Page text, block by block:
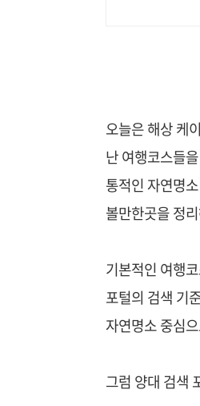
오늘은 해상 케
난 여행코스들
통적인 자연명
볼만한곳을 정
기본적인 여행
포털의 검색 기
자연명소 중심
그럼 양대 검색